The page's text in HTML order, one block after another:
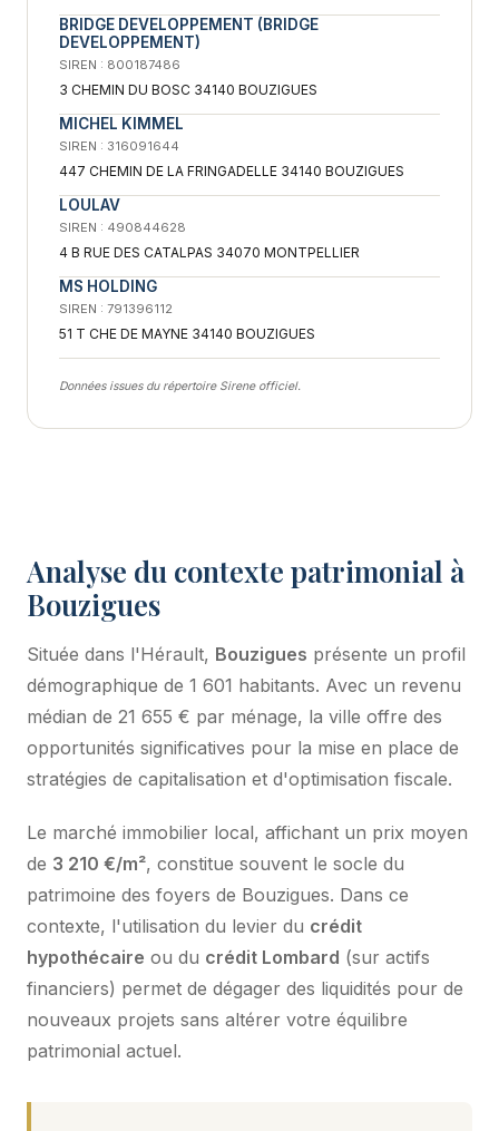
Analyse du contexte patrimonial à
Bouzigues
Située dans l'Hérault, Bouzigues présente un profil
démographique de 1 601 habitants. Avec un revenu
médian de 21 655 € par ménage, la ville offre des
opportunités significatives pour la mise en place de
stratégies de capitalisation et d'optimisation fiscale.
Le marché immobilier local, affichant un prix moyen
de 3 210 €/m², constitue souvent le socle du
patrimoine des foyers de Bouzigues. Dans ce
contexte, l'utilisation du levier du crédit
hypothécaire ou du crédit Lombard (sur actifs
financiers) permet de dégager des liquidités pour de
nouveaux projets sans altérer votre équilibre
patrimonial actuel.
BRIDGE DEVELOPPEMENT (BRIDGE
DEVELOPPEMENT)
SIREN : 800187486
3 CHEMIN DU BOSC 34140 BOUZIGUES
MICHEL KIMMEL
SIREN : 316091644
447 CHEMIN DE LA FRINGADELLE 34140 BOUZIGUES
LOULAV
SIREN : 490844628
4 B RUE DES CATALPAS 34070 MONTPELLIER
MS HOLDING
SIREN : 791396112
51 T CHE DE MAYNE 34140 BOUZIGUES
Données issues du répertoire Sirene officiel.